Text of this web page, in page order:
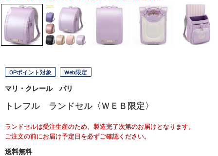
OPポイント対象 Web限定
マリ・クレール パリ
トレフル ランドセル〈ＷＥＢ限定〉
ランドセルは受注生産のため、製造完了次第のお届けとなります。
ご注文の前にお届け予定日を必ずご確認ください。
送料無料